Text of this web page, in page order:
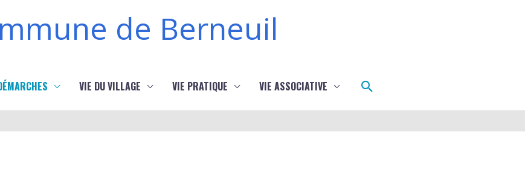
de Berneuil
VIE DU VILLAGE VIE PRATIQUE VIE ASSOCIATIVE Rechercher